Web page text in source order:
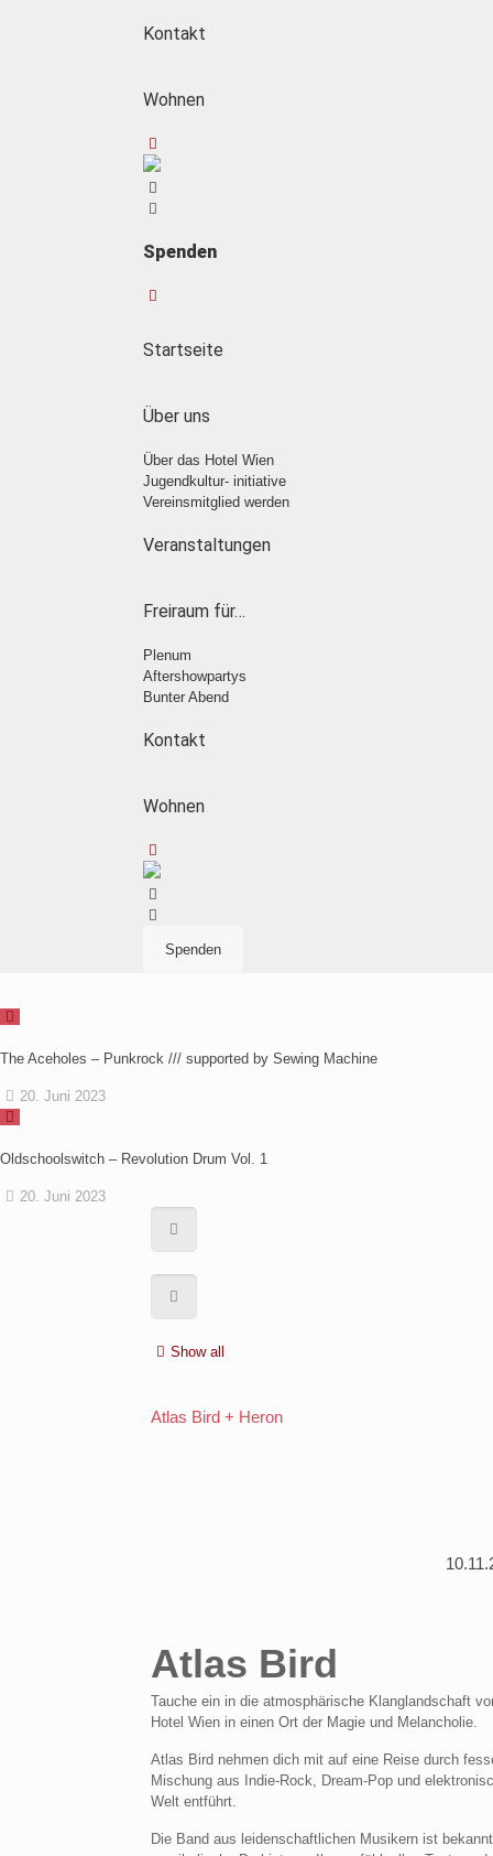
Kontakt
Wohnen
Spenden
Startseite
Über uns
Über das Hotel Wien
Jugendkultur- initiative
Vereinsmitglied werden
Veranstaltungen
Freiraum für…
Plenum
Aftershowpartys
Bunter Abend
Kontakt
Wohnen
Spenden
The Aceholes – Punkrock /// supported by Sewing Machine
20. Juni 2023
Oldschoolswitch – Revolution Drum Vol. 1
20. Juni 2023
Show all
Atlas Bird + Heron
Atlas Bird
Tauche ein in die atmosphärische Klanglandschaft
Hotel Wien in einen Ort der Magie und Melancholie.
Atlas Bird nehmen dich mit auf eine Reise durch
Mischung aus Indie-Rock, Dream-Pop und
Welt entführt.
Die Band aus leidenschaftlichen Musikern ist